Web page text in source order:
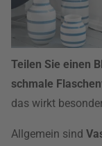
Teilen Sie einen
schmale
das wirkt
Allgemein sind